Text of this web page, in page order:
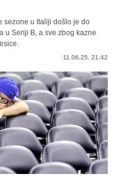
sezone u Italiji došlo je do
u Seriji B, a sve zbog kazne
11.06.25. 21:42